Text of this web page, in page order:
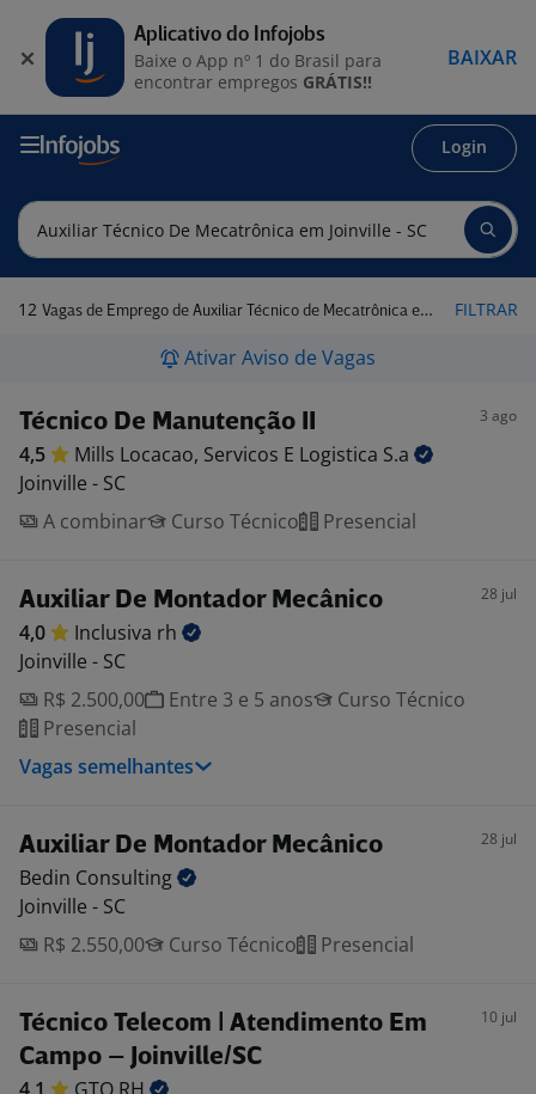
Login
12 Vagas de Emprego de Auxiliar Técnico de Mecatrônica em Joinville - SC FILTRAR
Ativar Aviso de Vagas
Técnico De Manutenção II 3 ago
4,5 Mills Locacao, Servicos E Logistica S.a
Joinville - SC
A combinar
Curso Técnico Presencial
Auxiliar De Montador Mecânico 28 jul
4,0 Inclusiva rh
Joinville - SC
R$ 2.500,00
Entre 3 e 5 anos
Curso Técnico
Presencial
Vagas semelhantes
Auxiliar De Montador Mecânico 28 jul
Bedin Consulting
Joinville - SC
R$ 2.550,00
Curso Técnico Presencial
Técnico Telecom | Atendimento Em
Campo – Joinville/SC
10 jul
Aplicativo do Infojobs
Baixe o App nº 1 do Brasil para
encontrar empregos GRÁTIS!!
BAIXAR